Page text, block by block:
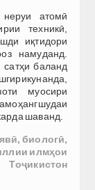
атомӣ
техникӣ,
иқтидори
намуданд.
баланд
муосири
шаванд.
биологӣ,
илмҳои
Тоҷикистон